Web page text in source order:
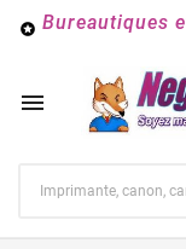
 Bureautiques
